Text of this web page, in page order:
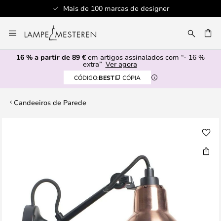
Mais de 100 marcas de designer
para
o
Conteúdo
16 % a partir de 89 € em artigos assinalados com “- 16 %
extra” Ver agora
CÓDIGO:BEST CÓPIA
Candeeiros de Parede
imagens